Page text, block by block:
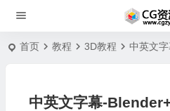
首页 教程 3D教程 中英文
中英文字幕-